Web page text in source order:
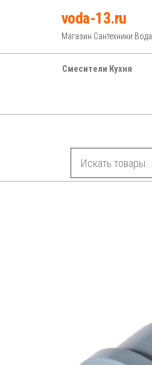
voda-13.ru
Магазин Сантехники Вода
Смесители Кухня